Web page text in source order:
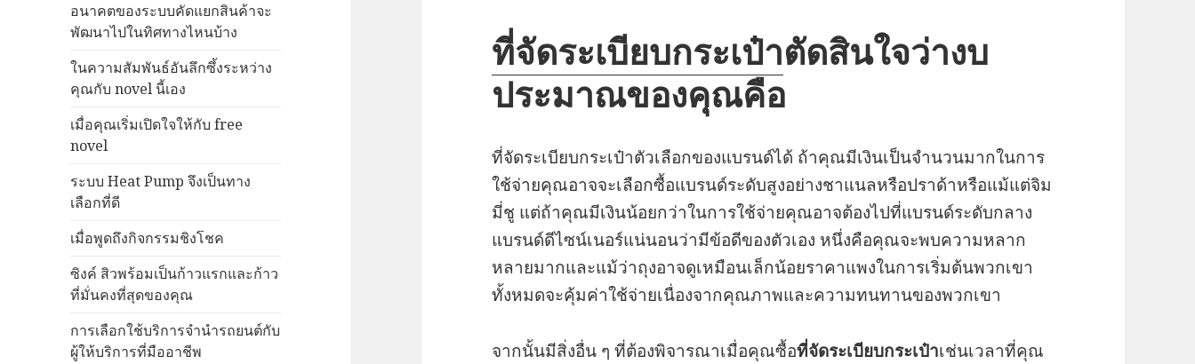
อนาคตของระบบคัดแยกสินค้าจะ
พัฒนาไปในทิศทางไหนบ้าง
ในความสัมพันธ์อันลึกซึ้งระหว่าง
คุณกับ novel นี้เอง
เมื่อคุณเริ่มเปิดใจให้กับ free
novel
ระบบ Heat Pump จึงเป็นทาง
เลือกที่ดี
เมื่อพูดถึงกิจกรรมชิงโชค
ซิงค์ สิวพร้อมเป็นก้าวแรกและก้าว
ที่มั่นคงที่สุดของคุณ
การเลือกใช้บริการจำนำรถยนต์กับ
ผู้ให้บริการที่มืออาชีพ
ที่จัดระเบียบกระเป๋าตัดสินใจว่างบ
ประมาณของคุณคือ
ที่จัดระเบียบกระเป๋าตัวเลือกของแบรนด์ได้ ถ้าคุณมีเงินเป็นจำนวนมากในการ
ใช้จ่ายคุณอาจจะเลือกซื้อแบรนด์ระดับสูงอย่างชาแนลหรือปราด้าหรือแม้แต่จิม
มี่ชู แต่ถ้าคุณมีเงินน้อยกว่าในการใช้จ่ายคุณอาจต้องไปที่แบรนด์ระดับกลาง
แบรนด์ดีไซน์เนอร์แน่นอนว่ามีข้อดีของตัวเอง หนึ่งคือคุณจะพบความหลาก
หลายมากและแม้ว่าถุงอาจดูเหมือนเล็กน้อยราคาแพงในการเริ่มต้นพวกเขา
ทั้งหมดจะคุ้มค่าใช้จ่ายเนื่องจากคุณภาพและความทนทานของพวกเขา
จากนั้นมีสิ่งอื่น ๆ ที่ต้องพิจารณาเมื่อคุณซื้อที่จัดระเบียบกระเป๋าเช่นเวลาที่คุณ